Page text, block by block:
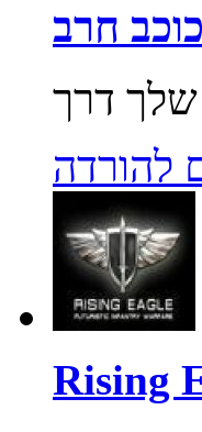
כוכב חרב
להורדה
Rising